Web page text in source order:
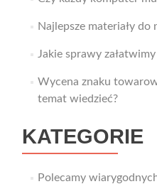
Najlepsze materiały
Jakie sprawy
Wycena znaku
temat wiedzieć?
KATEGORIE
Polecamy